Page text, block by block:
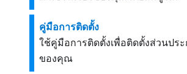
คู่มือการติดตั้ง
ใช้คู่มือการติดตั้งเพื่อติดตั้งส่วนประ
ของคุณ